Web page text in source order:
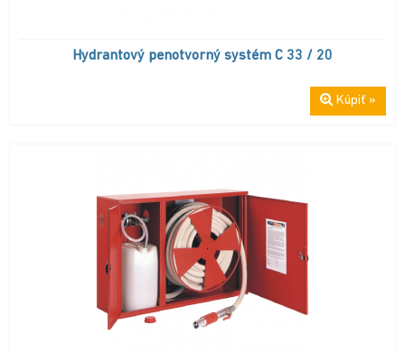
Hydrantový penotvorný systém C 33 / 20
Kúpiť »